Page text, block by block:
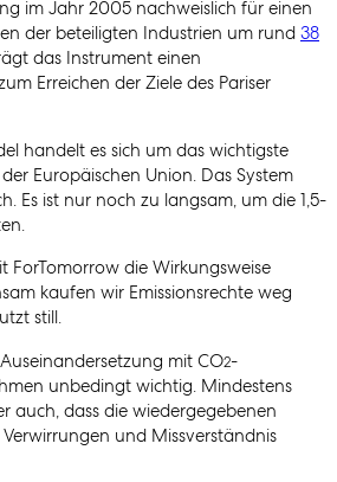
im Jahr 2005 nachweislich für einen
der beteiligten Industrien um rund 38
das Instrument einen
Erreichen der Ziele des Pariser
handelt es sich um das wichtigste
Europäischen Union. Das System
Es ist nur noch zu langsam, um die 1,5-
ForTomorrow die Wirkungsweise
kaufen wir Emissionsrechte weg
still.
mit CO2-
unbedingt wichtig. Mindestens
auch, dass die wiedergegebenen
und Missverständnis